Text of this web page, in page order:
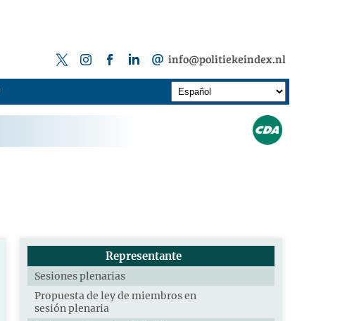
info@politiekeindex.nl
Representante
Sesiones plenarias
Propuesta de ley de miembros en
sesión plenaria